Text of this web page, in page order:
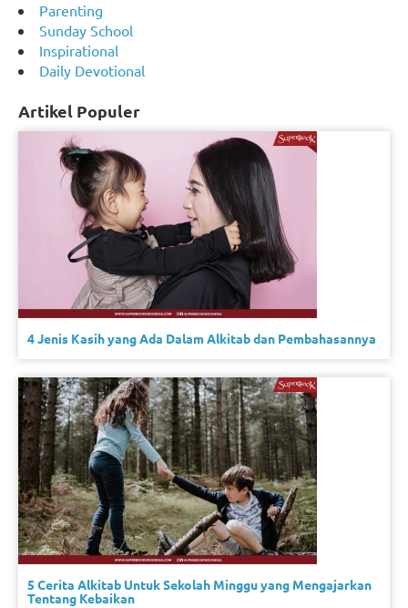
Parenting
Sunday School
Inspirational
Daily Devotional
Artikel Populer
4 Jenis Kasih yang Ada Dalam Alkitab dan Pembahasannya
5 Cerita Alkitab Untuk Sekolah Minggu yang Mengajarkan
Tentang Kebaikan